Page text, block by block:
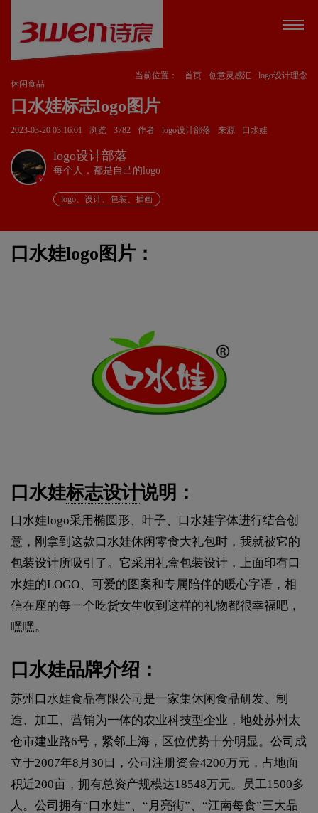
当前位置： 首页 创意灵感汇
logo设计理念
休闲食品
口水娃标志logo图片
2023-03-20 03:16:01 浏览 3782 作者 logo设计部落 来源 口水娃
v
logo设计部落
每个人，都是自己的logo
logo、设计、包装、插画
口水娃logo图片：
口水娃标志设计说明：
口水娃logo采用椭圆形、叶子、口水娃字体进行结合创
意，刚拿到这款口水娃休闲零食大礼包时，我就被它的
包装设计所吸引了。它采用礼盒包装设计，上面印有口
水娃的LOGO、可爱的图案和专属陪伴的暖心字语，相
信在座的每一个吃货女生收到这样的礼物都很幸福吧，
嘿嘿。
口水娃品牌介绍：
苏州口水娃食品有限公司是一家集休闲食品研发、制
造、加工、营销为一体的农业科技型企业，地处苏州太
仓市建业路6号，紧邻上海，区位优势十分明显。公司成
立于2007年8月30日，公司注册资金4200万元，占地面
积近200亩，拥有总资产规模达18548万元。员工1500多
人。公司拥有“口水娃”、“月亮街”、“江南每食”三大品